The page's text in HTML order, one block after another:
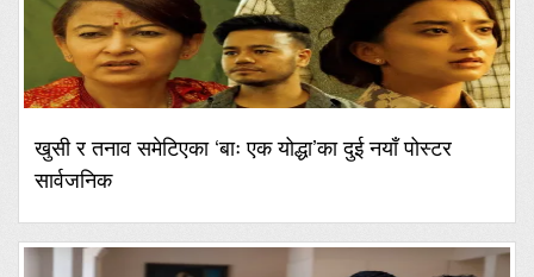
खुसी र तनाव समेटिएका ‘बाः एक योद्धा’का दुई नयाँ पोस्टर
सार्वजनिक